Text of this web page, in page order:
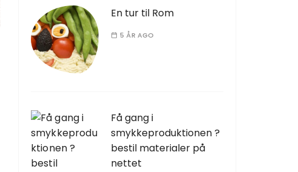
En tur til Rom
5 ÅR AGO
Få gang i
smykkeproduktionen ?
bestil materialer på
nettet